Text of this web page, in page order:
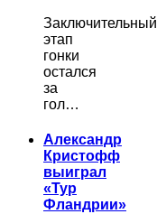
Заключительный
этап
гонки
остался
за
гол…
Александр
Кристофф
выиграл
«Тур
Фландрии»